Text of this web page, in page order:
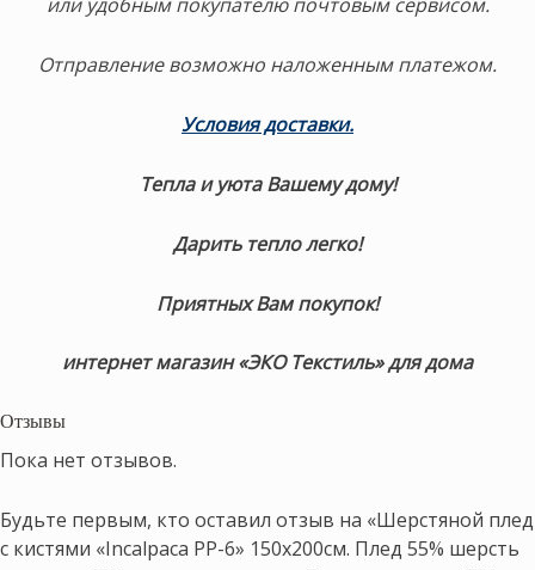
Отправление возможно наложенным платежом.
Условия доставки.
Тепла и уюта Вашему дому!
Дарить тепло легко!
Приятных Вам покупок!
интернет магазин «ЭКО Текстиль» для дома
Отзывы
Пока нет отзывов.
Будьте первым, кто оставил отзыв на «Шерстяной плед
с кистями «Incalpaca PP-6» 150х200см. Плед 55% шерсть